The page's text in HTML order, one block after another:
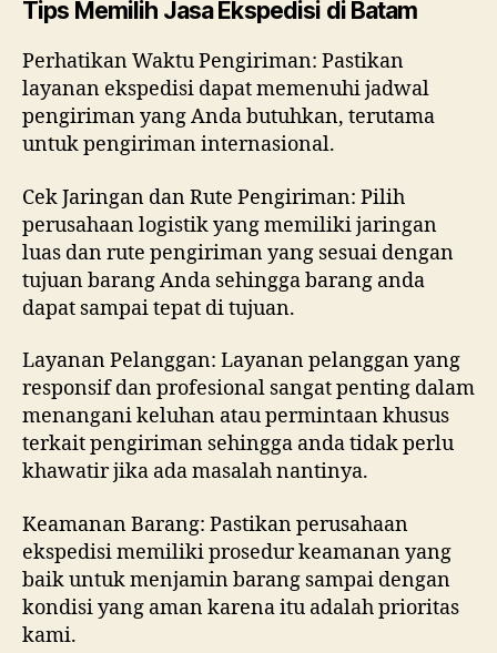
Tips Memilih Jasa Ekspedisi di Batam
Perhatikan Waktu Pengiriman: Pastikan
layanan ekspedisi dapat memenuhi jadwal
pengiriman yang Anda butuhkan, terutama
untuk pengiriman internasional.
Cek Jaringan dan Rute Pengiriman: Pilih
perusahaan logistik yang memiliki jaringan
luas dan rute pengiriman yang sesuai dengan
tujuan barang Anda sehingga barang anda
dapat sampai tepat di tujuan.
Layanan Pelanggan: Layanan pelanggan yang
responsif dan profesional sangat penting dalam
menangani keluhan atau permintaan khusus
terkait pengiriman sehingga anda tidak perlu
khawatir jika ada masalah nantinya.
Keamanan Barang: Pastikan perusahaan
ekspedisi memiliki prosedur keamanan yang
baik untuk menjamin barang sampai dengan
kondisi yang aman karena itu adalah prioritas
kami.